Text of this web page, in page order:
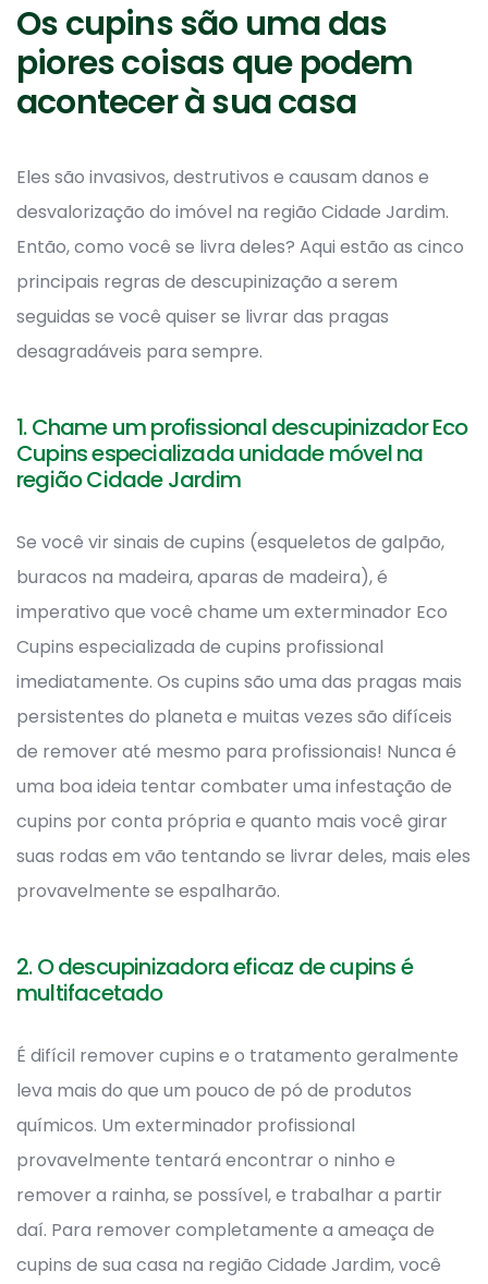
Os cupins são uma das
piores coisas que podem
acontecer à sua casa
Eles são invasivos, destrutivos e causam danos e
desvalorização do imóvel na região Cidade Jardim.
Então, como você se livra deles? Aqui estão as cinco
principais regras de descupinização a serem
seguidas se você quiser se livrar das pragas
desagradáveis para sempre.
1. Chame um profissional descupinizador Eco
Cupins especializada unidade móvel na
região Cidade Jardim
Se você vir sinais de cupins (esqueletos de galpão,
buracos na madeira, aparas de madeira), é
imperativo que você chame um exterminador Eco
Cupins especializada de cupins profissional
imediatamente. Os cupins são uma das pragas mais
persistentes do planeta e muitas vezes são difíceis
de remover até mesmo para profissionais! Nunca é
uma boa ideia tentar combater uma infestação de
cupins por conta própria e quanto mais você girar
suas rodas em vão tentando se livrar deles, mais eles
provavelmente se espalharão.
2. O descupinizadora eficaz de cupins é
multifacetado
É difícil remover cupins e o tratamento geralmente
leva mais do que um pouco de pó de produtos
químicos. Um exterminador profissional
provavelmente tentará encontrar o ninho e
remover a rainha, se possível, e trabalhar a partir
daí. Para remover completamente a ameaça de
cupins de sua casa na região Cidade Jardim, você